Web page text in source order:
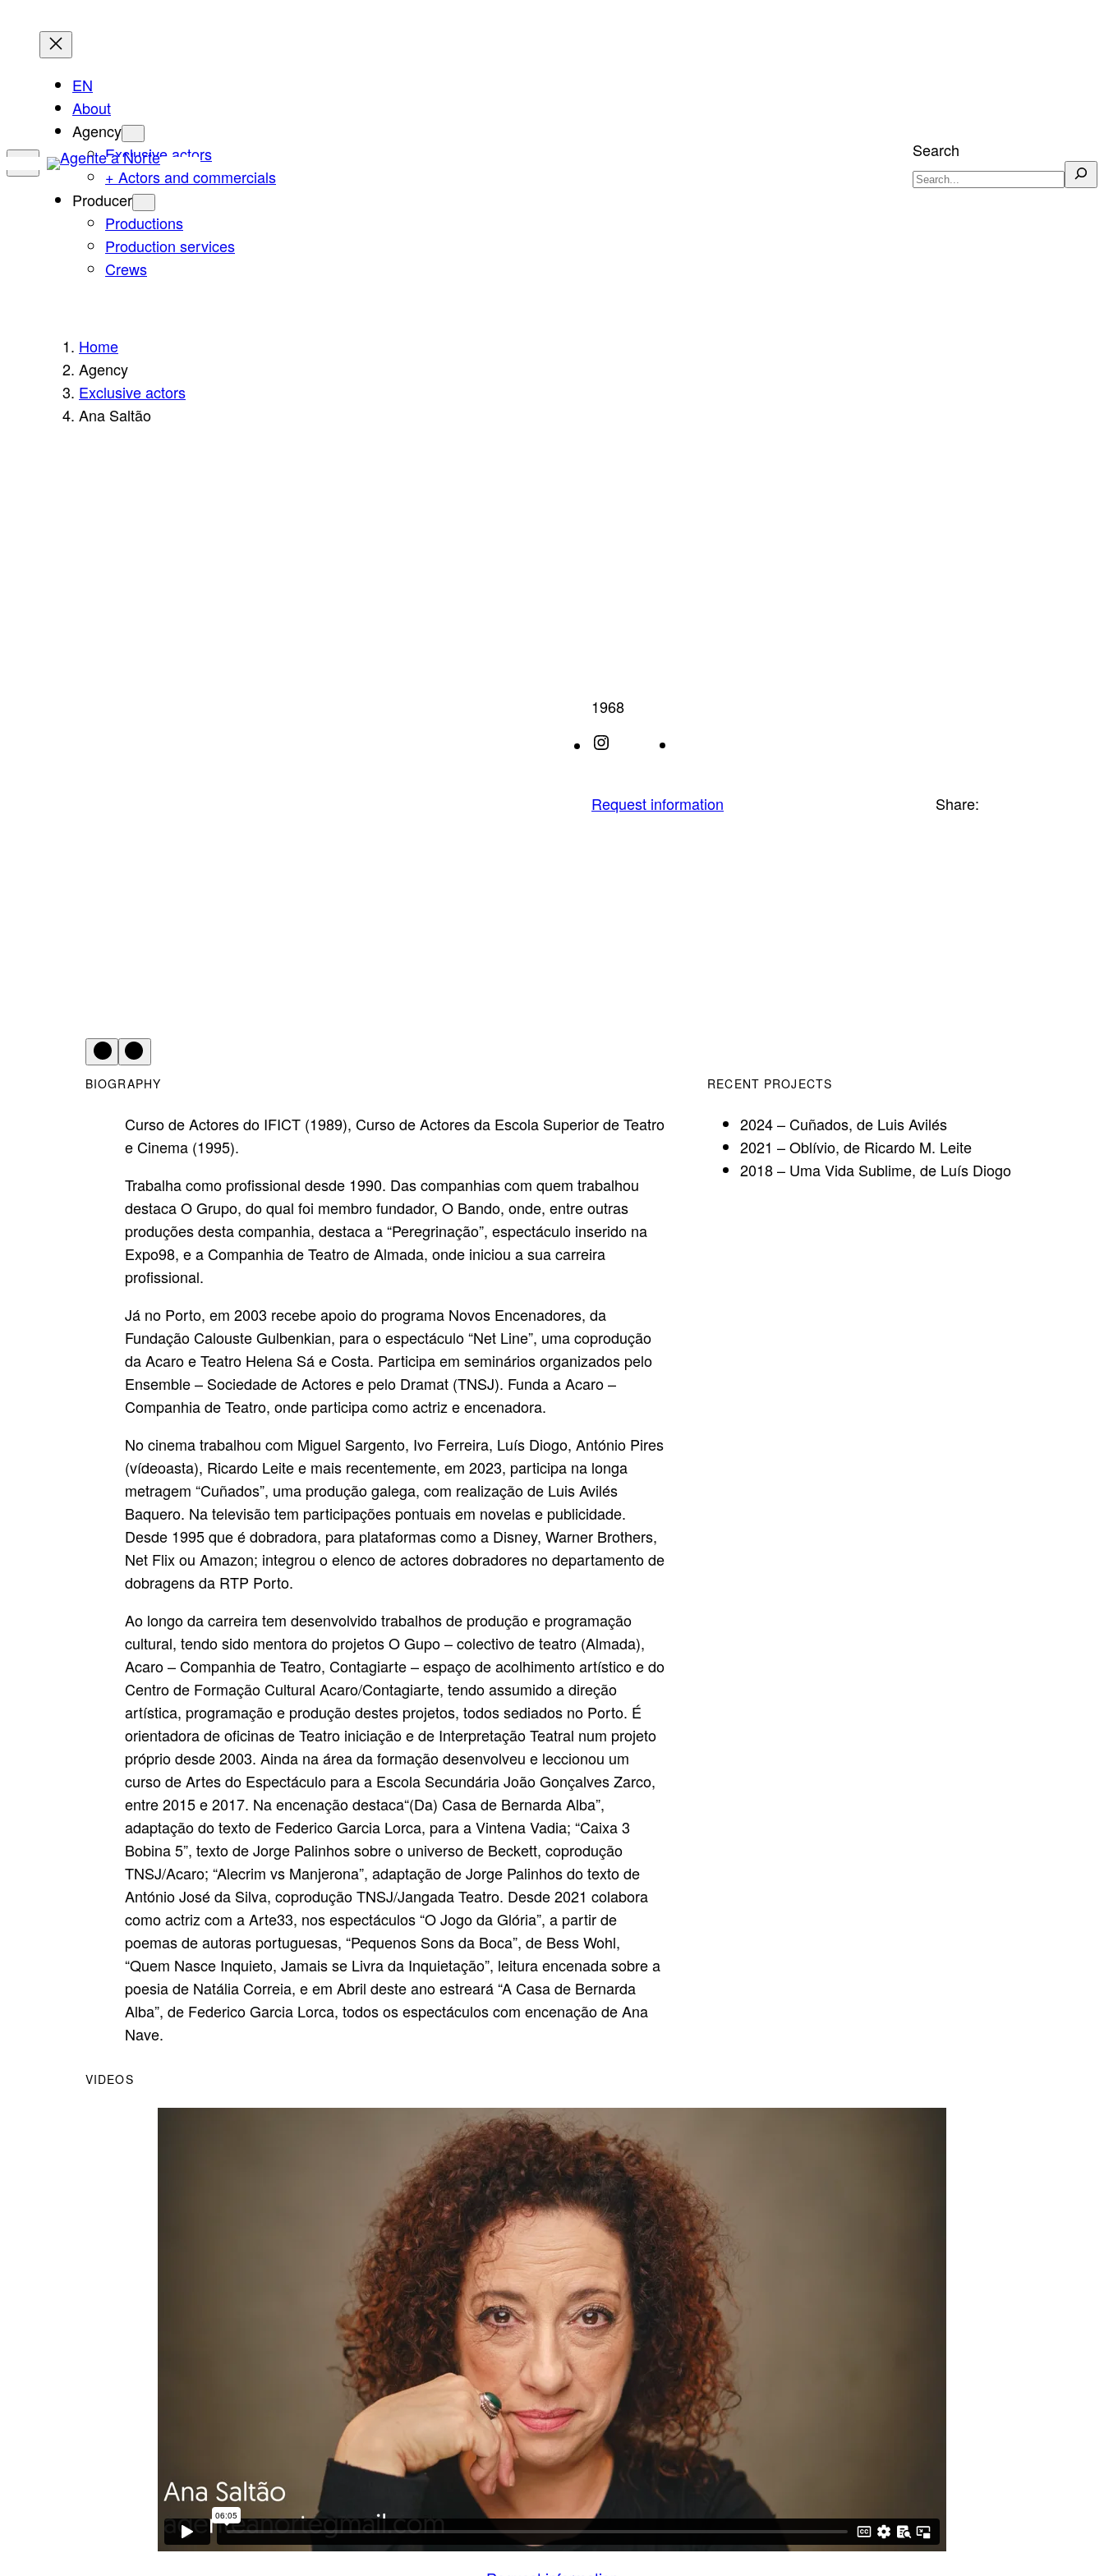
content
EN
About
Agency
Exclusive actors
+ Actors and commercials
Producer
Productions
Production services
Crews
Search
Home
Agency
Exclusive actors
Ana Saltão
1968
Instagram
Request information Share:
BIOGRAPHY
Curso de Actores do IFICT (1989), Curso de Actores da Escola Superior de Teatro
e Cinema (1995).
Trabalha como profissional desde 1990. Das companhias com quem trabalhou
destaca O Grupo, do qual foi membro fundador, O Bando, onde, entre outras
produções desta companhia, destaca a “Peregrinação”, espectáculo inserido na
Expo98, e a Companhia de Teatro de Almada, onde iniciou a sua carreira
profissional.
Já no Porto, em 2003 recebe apoio do programa Novos Encenadores, da
Fundação Calouste Gulbenkian, para o espectáculo “Net Line”, uma coprodução
da Acaro e Teatro Helena Sá e Costa. Participa em seminários organizados pelo
Ensemble – Sociedade de Actores e pelo Dramat (TNSJ). Funda a Acaro –
Companhia de Teatro, onde participa como actriz e encenadora.
No cinema trabalhou com Miguel Sargento, Ivo Ferreira, Luís Diogo, António Pires
(vídeoasta), Ricardo Leite e mais recentemente, em 2023, participa na longa
metragem “Cuñados”, uma produção galega, com realização de Luis Avilés
Baquero. Na televisão tem participações pontuais em novelas e publicidade.
Desde 1995 que é dobradora, para plataformas como a Disney, Warner Brothers,
Net Flix ou Amazon; integrou o elenco de actores dobradores no departamento de
dobragens da RTP Porto.
Ao longo da carreira tem desenvolvido trabalhos de produção e programação
cultural, tendo sido mentora do projetos O Gupo – colectivo de teatro (Almada),
Acaro – Companhia de Teatro, Contagiarte – espaço de acolhimento artístico e do
Centro de Formação Cultural Acaro/Contagiarte, tendo assumido a direção
artística, programação e produção destes projetos, todos sediados no Porto. É
orientadora de oficinas de Teatro iniciação e de Interpretação Teatral num projeto
próprio desde 2003. Ainda na área da formação desenvolveu e leccionou um
curso de Artes do Espectáculo para a Escola Secundária João Gonçalves Zarco,
entre 2015 e 2017. Na encenação destaca“(Da) Casa de Bernarda Alba”,
adaptação do texto de Federico Garcia Lorca, para a Vintena Vadia; “Caixa 3
Bobina 5”, texto de Jorge Palinhos sobre o universo de Beckett, coprodução
TNSJ/Acaro; “Alecrim vs Manjerona”, adaptação de Jorge Palinhos do texto de
António José da Silva, coprodução TNSJ/Jangada Teatro. Desde 2021 colabora
como actriz com a Arte33, nos espectáculos “O Jogo da Glória”, a partir de
poemas de autoras portuguesas, “Pequenos Sons da Boca”, de Bess Wohl,
“Quem Nasce Inquieto, Jamais se Livra da Inquietação”, leitura encenada sobre a
poesia de Natália Correia, e em Abril deste ano estreará “A Casa de Bernarda
Alba”, de Federico Garcia Lorca, todos os espectáculos com encenação de Ana
Nave.
RECENT PROJECTS
2024 – Cuñados, de Luis Avilés
2021 – Oblívio, de Ricardo M. Leite
2018 – Uma Vida Sublime, de Luís Diogo
VIDEOS